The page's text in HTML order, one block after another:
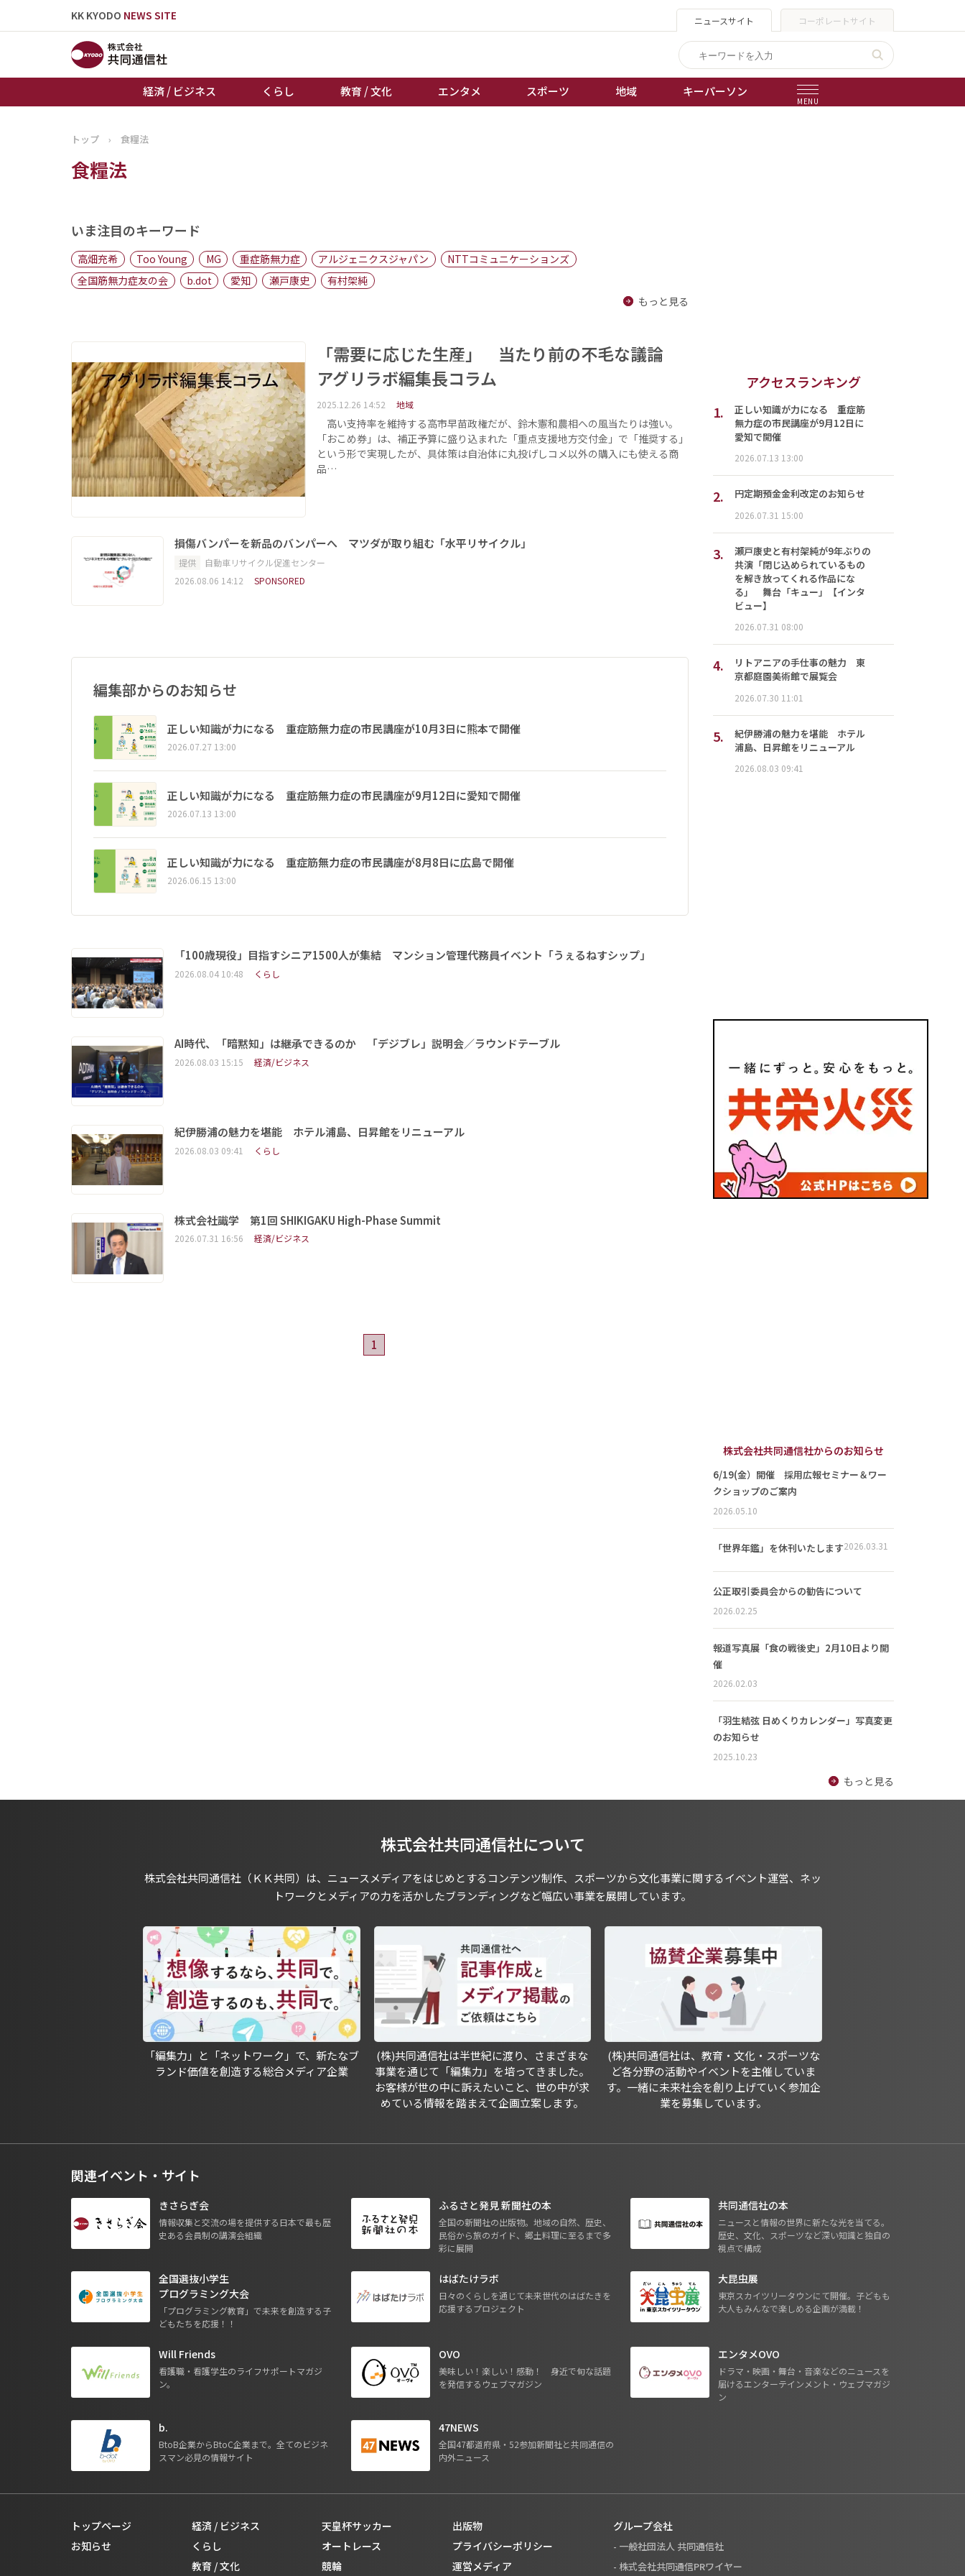
KK KYODO NEWS SITE ニュースサイト コーポレートサイト
経済 / ビジネス くらし 教育 / 文化 エンタメ スポーツ 地域 キーパーソン
MENU
トップページ
地域
キーパーソン
棋王戦
トップ › 食糧法
食糧法
いま注目のキーワード
高畑充希 Too Young MG 重症筋無力症 アルジェニクスジャパン
NTTコミュニケーションズ
全国筋無力症友の会
b.dot 愛知 瀬戸康史
有村架純
もっと見る
「需要に応じた生産」 当たり前の不毛な議論
アグリラボ編集長コラム
2025.12.26 14:52 地域
高い支持率を維持する高市早苗政権だが、鈴木憲和農相への風当たりは強い。
「おこめ券」は、補正予算に盛り込まれた「重点支援地方交付金」で「推奨する」
という形で実現したが、具体策は自治体に丸投げしコメ以外の購入にも使える商
品…
損傷バンパーを新品のバンパーへ マツダが取り組む「水平リサイクル」
提供
自動車リサイクル促進センター
2026.08.06 14:12
SPONSORED
編集部からのお知らせ
正しい知識が力になる 重症筋無力症の市民講座が10月3日に熊本で開催
2026.07.27 13:00
正しい知識が力になる 重症筋無力症の市民講座が9月12日に愛知で開催
2026.07.13 13:00
正しい知識が力になる 重症筋無力症の市民講座が8月8日に広島で開催
2026.06.15 13:00
「100歳現役」目指すシニア1500人が集結 マンション管理代務員イベント「うぇるねすシップ」
2026.08.04 10:48 くらし
AI時代、「暗黙知」は継承できるのか 「デジブレ」説明会／ラウンドテーブル
2026.08.03 15:15 経済/ビジネス
紀伊勝浦の魅力を堪能 ホテル浦島、日昇館をリニューアル
2026.08.03 09:41 くらし
株式会社識学 第1回 SHIKIGAKU High-Phase Summit
2026.07.31 16:56 経済/ビジネス
1
アクセスランキング
1.
正しい知識が力になる 重症筋
無力症の市民講座が9月12日に
愛知で開催
2026.07.13 13:00
2. 円定期預金金利改定のお知らせ
2026.07.31 15:00
3.
瀬戸康史と有村架純が9年ぶりの
共演「閉じ込められているもの
を解き放ってくれる作品にな
る」 舞台「キュー」【インタ
ビュー】
2026.07.31 08:00
4.
リトアニアの手仕事の魅力 東
京都庭園美術館で展覧会
2026.07.30 11:01
5.
紀伊勝浦の魅力を堪能 ホテル
浦島、日昇館をリニューアル
2026.08.03 09:41
株式会社共同通信社からのお知らせ
6/19(金）開催 採用広報セミナー＆ワー
クショップのご案内
2026.05.10
「世界年鑑」を休刊いたします2026.03.31
公正取引委員会からの勧告について
2026.02.25
報道写真展「食の戦後史」2月10日より開
催
2026.02.03
「羽生結弦 日めくりカレンダー」写真変更
のお知らせ
2025.10.23
もっと見る
株式会社共同通信社について
株式会社共同通信社（ＫＫ共同）は、ニュースメディアをはじめとするコンテンツ制作、スポーツから文化事業に関するイベント運営、ネッ
トワークとメディアの力を活かしたブランディングなど幅広い事業を展開しています。
「編集力」と「ネットワーク」で、新たなブ
ランド価値を創造する総合メディア企業
(株)共同通信社は半世紀に渡り、さまざまな
事業を通じて「編集力」を培ってきました。
お客様が世の中に訴えたいこと、世の中が求
めている情報を踏まえて企画立案します。
(株)共同通信社は、教育・文化・スポーツな
ど各分野の活動やイベントを主催していま
す。一緒に未来社会を創り上げていく参加企
業を募集しています。
関連イベント・サイト
きさらぎ会
情報収集と交流の場を提供する日本で最も歴
史ある会員制の講演会組織
ふるさと発見 新聞社の本
全国の新聞社の出版物。地域の自然、歴史、
民俗から旅のガイド、郷土料理に至るまで多
彩に展開
共同通信社の本
ニュースと情報の世界に新たな光を当てる。
歴史、文化、スポーツなど深い知識と独自の
視点で構成
全国選抜小学生
プログラミング大会
「プログラミング教育」で未来を創造する子
どもたちを応援！！
はばたけラボ
日々のくらしを通じて未来世代のはばたきを
応援するプロジェクト
大昆虫展
東京スカイツリータウンにて開催。子どもも
大人もみんなで楽しめる企画が満載！
Will Friends
看護職・看護学生のライフサポートマガジ
ン。
OVO
美味しい！楽しい！感動！ 身近で旬な話題
を発信するウェブマガジン
エンタメOVO
ドラマ・映画・舞台・音楽などのニュースを
届けるエンターテインメント・ウェブマガジ
ン
b.
BtoB企業からBtoC企業まで。全てのビジネ
スマン必見の情報サイト
47NEWS
全国47都道府県・52参加新聞社と共同通信の
内外ニュース
トップページ
お知らせ
経済 / ビジネス
くらし
教育 / 文化
天皇杯サッカー
オートレース
競輪
出版物
プライバシーポリシー
運営メディア
グループ会社
- 一般社団法人 共同通信社
- 株式会社共同通信PRワイヤー